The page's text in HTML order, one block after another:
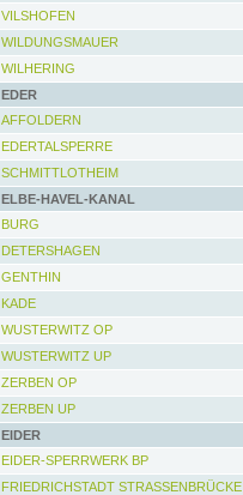
VILSHOFEN
WILDUNGSMAUER
WILHERING
EDER
AFFOLDERN
EDERTALSPERRE
SCHMITTLOTHEIM
ELBE-HAVEL-KANAL
BURG
DETERSHAGEN
GENTHIN
KADE
WUSTERWITZ OP
WUSTERWITZ UP
ZERBEN OP
ZERBEN UP
EIDER
EIDER-SPERRWERK BP
FRIEDRICHSTADT STRASSENBRÜCKE